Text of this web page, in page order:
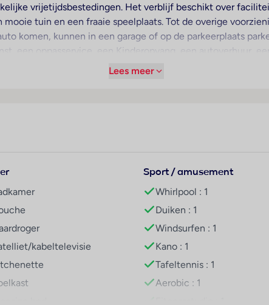
vrijetijdsbestedingen. Het verblijf beschikt over
tuin en een fraaie speelplaats. Tot de overige
komen, kunnen in een garage of op de parkeerplaats
een oppasservice, een Kinderopvang, een autoverhuur,
Actieve gasten die de omgeving op de fiets willen
of een terras aanwezig. De kamers beschikken over een
douche – vinden de gasten een föhn. De gasten
over gezinskamers en niet-rokerskamers.
het mooie weer genieten. De Whirlpool in de z1 met
met fietsen/mountainbiken, tennis, vissen en
helemaal op hun gemak. Een fitnessstudio,
Het animatieteam van het verblijf organiseert
Multilingual, powered by www.giata.com for client nof
Lees meer
kabeltelevisie
Sport / amusement
Whirlpool : 1
Duiken : 1
Windsurfen : 1
Kano : 1
Tafeltennis : 1
Aerobic : 1